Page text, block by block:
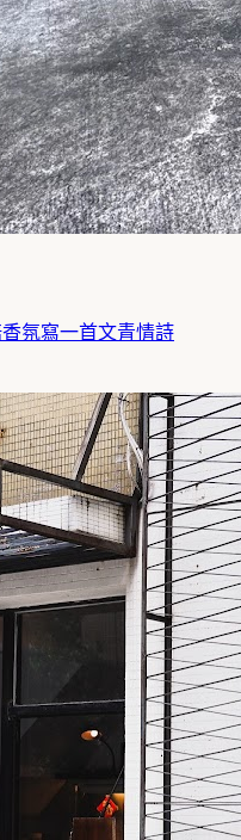
氛寫一首文青情詩